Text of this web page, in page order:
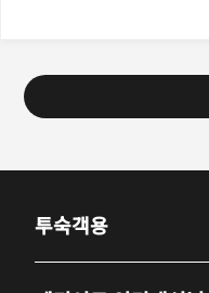
투숙객용